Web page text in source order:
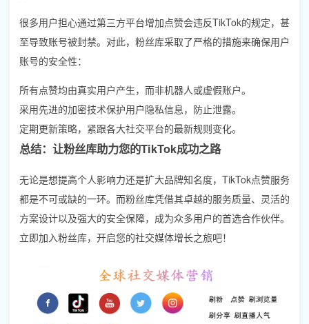
很多用户担心通过第三方平台增加点赞会违反TikTok的规定，甚
至导致账号被封禁。对此，粉丝库采取了严格的措施来确保用户
账号的安全性：
所有点赞均由真实用户产生，而非机器人或虚假账户。
采用先进的加密技术保护用户隐私信息，防止泄露。
定期更新策略，紧跟各大社交平台的最新规则变化。
总结：让粉丝库助力您的TikTok成功之路
无论是想提高个人影响力还是扩大品牌知名度，TikTok点赞服务
都是不可或缺的一环。而粉丝库凭借其卓越的服务质量、灵活的
方案设计以及强大的安全保障，成为众多用户的首选合作伙伴。
立即加入粉丝库，开启您的社交媒体增长之旅吧！